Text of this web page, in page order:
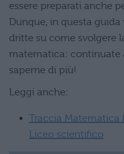
essere preparati anche
Dunque, in questa
dritte su come svolgere
matematica: continuate
saperne di più!
Leggi anche:
Traccia Matematica
Liceo scientifico